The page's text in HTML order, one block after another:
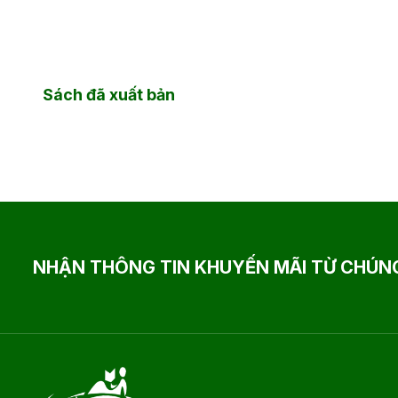
Sách đã xuất bản
NHẬN THÔNG TIN KHUYẾN MÃI TỪ